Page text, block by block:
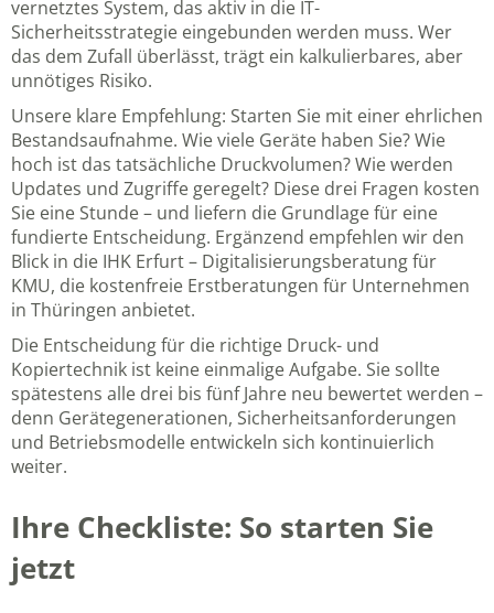
vernetztes System, das aktiv in die IT-
Sicherheitsstrategie eingebunden werden muss. Wer
das dem Zufall überlässt, trägt ein kalkulierbares, aber
unnötiges Risiko.
Unsere klare Empfehlung: Starten Sie mit einer ehrlichen
Bestandsaufnahme. Wie viele Geräte haben Sie? Wie
hoch ist das tatsächliche Druckvolumen? Wie werden
Updates und Zugriffe geregelt? Diese drei Fragen kosten
Sie eine Stunde – und liefern die Grundlage für eine
fundierte Entscheidung. Ergänzend empfehlen wir den
Blick in die IHK Erfurt – Digitalisierungsberatung für
KMU, die kostenfreie Erstberatungen für Unternehmen
in Thüringen anbietet.
Die Entscheidung für die richtige Druck- und
Kopiertechnik ist keine einmalige Aufgabe. Sie sollte
spätestens alle drei bis fünf Jahre neu bewertet werden –
denn Gerätegenerationen, Sicherheitsanforderungen
und Betriebsmodelle entwickeln sich kontinuierlich
weiter.
Ihre Checkliste: So starten Sie
jetzt